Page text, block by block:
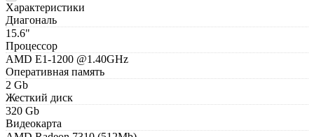
Характеристики
Диагональ
15.6"
Процессор
AMD E1-1200 @1.40GHz
Оперативная память
2 Gb
Жесткий диск
320 Gb
Видеокарта